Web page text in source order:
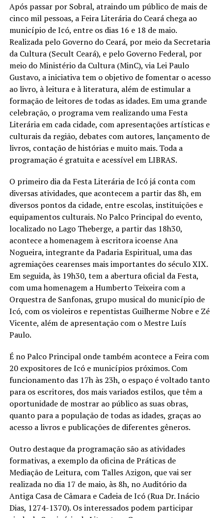
Após passar por Sobral, atraindo um público de mais de
cinco mil pessoas, a Feira Literária do Ceará chega ao
município de Icó, entre os dias 16 e 18 de maio.
Realizada pelo Governo do Ceará, por meio da Secretaria
da Cultura (Secult Ceará), e pelo Governo Federal, por
meio do Ministério da Cultura (MinC), via Lei Paulo
Gustavo, a iniciativa tem o objetivo de fomentar o acesso
ao livro, à leitura e à literatura, além de estimular a
formação de leitores de todas as idades. Em uma grande
celebração, o programa vem realizando uma Festa
Literária em cada cidade, com apresentações artísticas e
culturais da região, debates com autores, lançamento de
livros, contação de histórias e muito mais. Toda a
programação é gratuita e acessível em LIBRAS.
O primeiro dia da Festa Literária de Icó já conta com
diversas atividades, que acontecem a partir das 8h, em
diversos pontos da cidade, entre escolas, instituições e
equipamentos culturais. No Palco Principal do evento,
localizado no Lago Theberge, a partir das 18h30,
acontece a homenagem à escritora icoense Ana
Nogueira, integrante da Padaria Espiritual, uma das
agremiações cearenses mais importantes do século XIX.
Em seguida, às 19h30, tem a abertura oficial da Festa,
com uma homenagem a Humberto Teixeira com a
Orquestra de Sanfonas, grupo musical do município de
Icó, com os violeiros e repentistas Guilherme Nobre e Zé
Vicente, além de apresentação com o Mestre Luís
Paulo.
É no Palco Principal onde também acontece a Feira com
20 expositores de Icó e municípios próximos. Com
funcionamento das 17h às 23h, o espaço é voltado tanto
para os escritores, dos mais variados estilos, que têm a
oportunidade de mostrar ao público as suas obras,
quanto para a população de todas as idades, graças ao
acesso a livros e publicações de diferentes gêneros.
Outro destaque da programação são as atividades
formativas, a exemplo da oficina de Práticas de
Mediação de Leitura, com Talles Azigon, que vai ser
realizada no dia 17 de maio, às 8h, no Auditório da
Antiga Casa de Câmara e Cadeia de Icó (Rua Dr. Inácio
Dias, 1274-1370). Os interessados podem participar